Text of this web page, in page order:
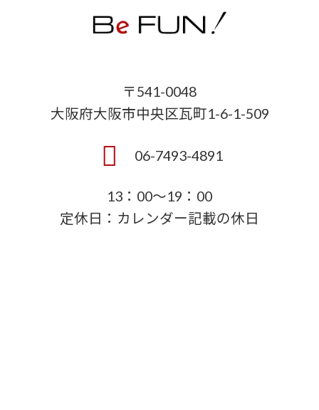
〒541-0048
大阪府大阪市中央区瓦町1-6-1-509
06-7493-4891
13：00～19：00
定休日：カレンダー記載の休日